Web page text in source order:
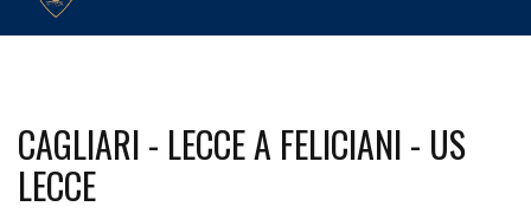
CAGLIARI - LECCE A FELICIANI - US
LECCE